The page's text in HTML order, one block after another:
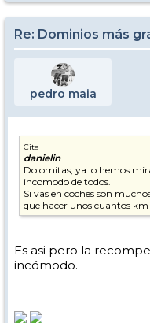
Re: Dominios más
pedro maia
Cita
danielin
Dolomitas, ya lo hemos
incomodo de todos.
Si vas en coches son
que hacer unos cuantos
Es asi pero la
incómodo.